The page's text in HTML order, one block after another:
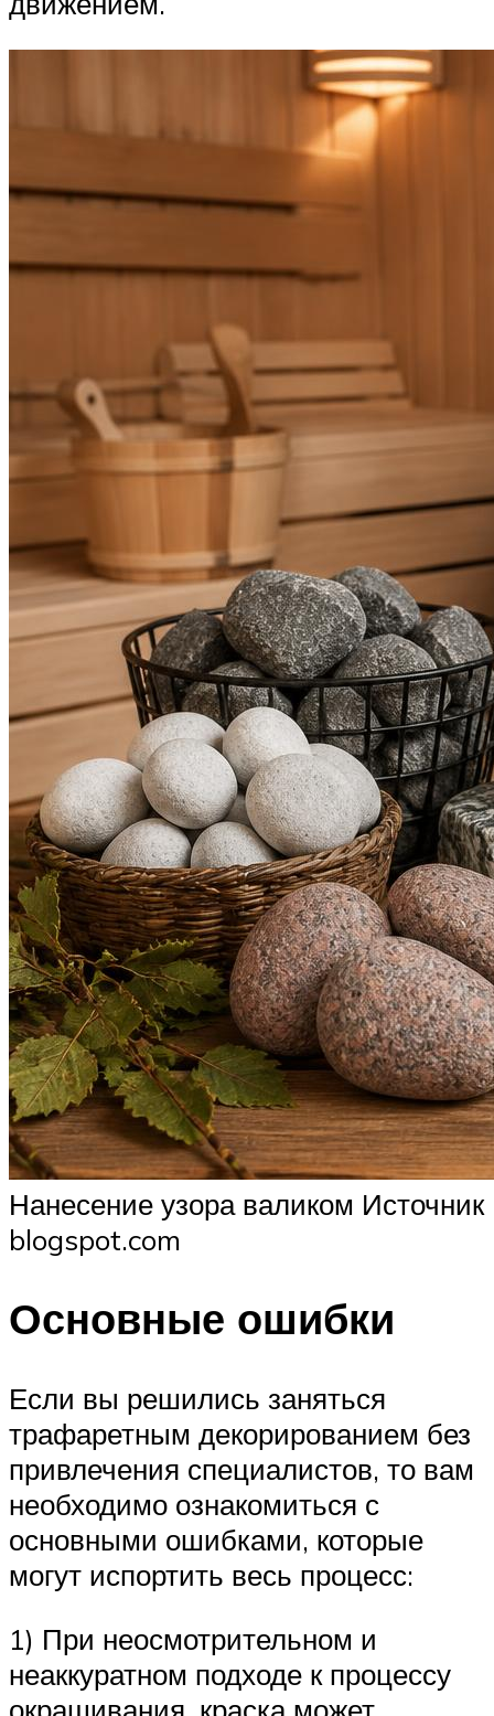
Нанесение узора валиком Источник
blogspot.com
Основные ошибки
Если вы решились заняться
трафаретным декорированием без
привлечения специалистов, то вам
необходимо ознакомиться с
основными ошибками, которые
могут испортить весь процесс:
1) При неосмотрительном и
неаккуратном подходе к процессу